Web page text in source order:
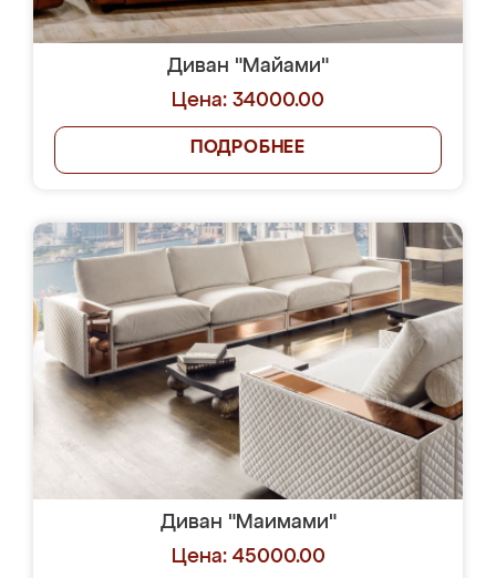
Диван "Майами"
Цена: 34000.00
ПОДРОБНЕЕ
Диван "Маимами"
Цена: 45000.00